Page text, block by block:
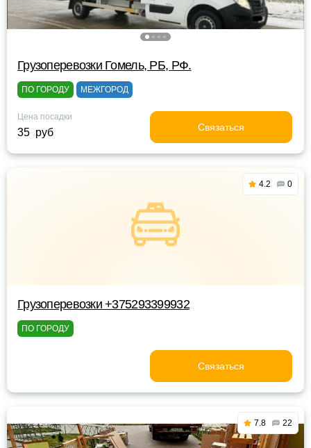
Грузоперевозки Гомель, РБ, РФ.
ПО ГОРОДУ МЕЖГОРОД
Цена посадки
35 руб Связаться
4.2 0
Грузоперевозки +375293399932
ПО ГОРОДУ
Связаться
7.8 22